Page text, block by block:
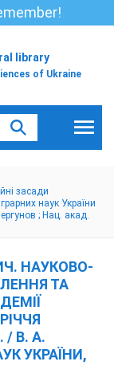
library
of Ukraine
засади
наук України
; Нац. акад.
НАУКОВО-
ТА
В. А.
УКРАЇНИ,